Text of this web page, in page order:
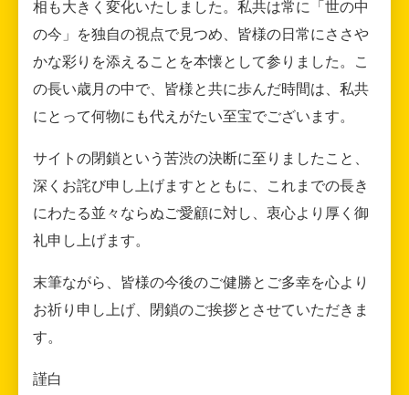
相も大きく変化いたしました。私共は常に「世の中
の今」を独自の視点で見つめ、皆様の日常にささや
かな彩りを添えることを本懐として参りました。こ
の長い歳月の中で、皆様と共に歩んだ時間は、私共
にとって何物にも代えがたい至宝でございます。
サイトの閉鎖という苦渋の決断に至りましたこと、
深くお詫び申し上げますとともに、これまでの長き
にわたる並々ならぬご愛顧に対し、衷心より厚く御
礼申し上げます。
末筆ながら、皆様の今後のご健勝とご多幸を心より
お祈り申し上げ、閉鎖のご挨拶とさせていただきま
す。
謹白